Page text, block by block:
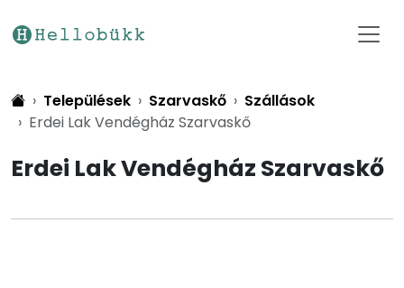
Települések Szarvaskő
Szállások
Erdei Lak Vendégház Szarvaskő
Erdei Lak Vendégház Szarvaskő